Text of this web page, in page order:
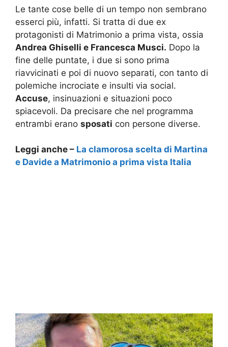
Le tante cose belle di un tempo non sembrano
esserci più, infatti. Si tratta di due ex
protagonisti di Matrimonio a prima vista, ossia
Andrea Ghiselli e Francesca Musci. Dopo la
fine delle puntate, i due si sono prima
riavvicinati e poi di nuovo separati, con tanto di
polemiche incrociate e insulti via social.
Accuse, insinuazioni e situazioni poco
spiacevoli. Da precisare che nel programma
entrambi erano sposati con persone diverse.
Leggi anche – La clamorosa scelta di Martina
e Davide a Matrimonio a prima vista Italia